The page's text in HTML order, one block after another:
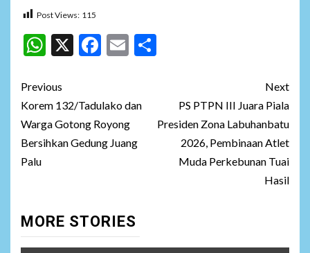
Post Views: 115
WhatsApp
X Facebook
Email
Post
navigation
Previous
Korem 132/Tadulako dan
Warga Gotong Royong
Bersihkan Gedung Juang
Palu
Next
PS PTPN III Juara Piala
Presiden Zona Labuhanbatu
2026, Pembinaan Atlet
Muda Perkebunan Tuai
Hasil
MORE STORIES